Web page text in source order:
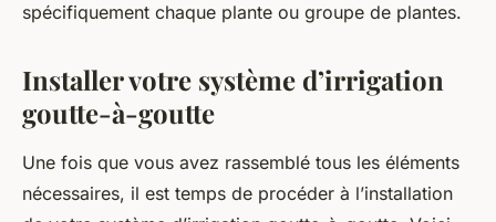
spécifiquement chaque plante ou groupe de plantes.
Installer votre système d’irrigation
goutte-à-goutte
Une fois que vous avez rassemblé tous les éléments
nécessaires, il est temps de procéder à l’installation